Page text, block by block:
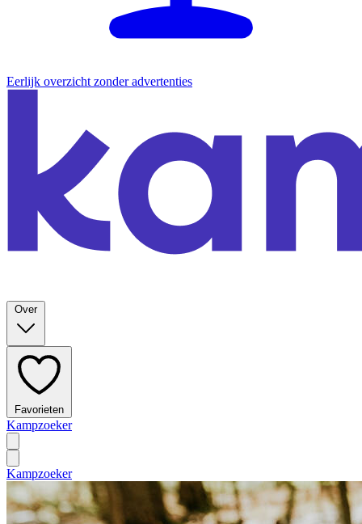
Eerlijk overzicht zonder advertenties
Over
Favorieten
Kampzoeker
Kampzoeker